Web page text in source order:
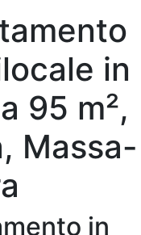
in
95 m²,
Massa-
in